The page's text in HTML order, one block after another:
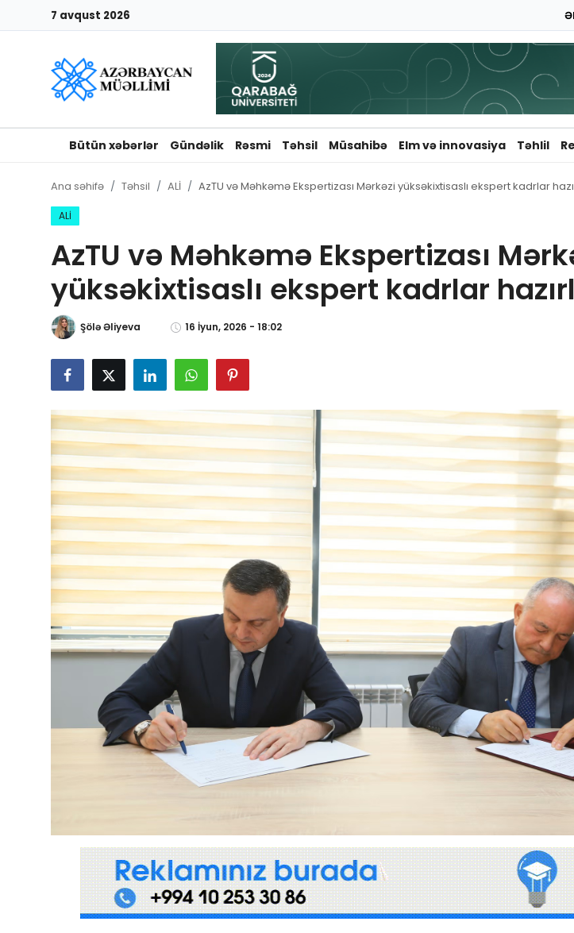
7 avqust 2026
Bütün xəbərlər Gündəlik Rəsmi Təhsil Müsahibə Elm və innovasiya Təhlil
Giriş
Qeydiyyat
Qəzetə elan ver
Haqqımızda
Reklam və elan
Biz kimik?
Bütün xəbərlər
Gündəlik
Müsahibə
Elm və innovasiya
Reportaj
Pedaqogika
Qəzetin PDF arxivi
Ana səhifə Təhsil ALİ AzTU və Məhkəmə Ekspertizası Mərkəzi yüksəkixtisaslı ekspert kadrlar
ALİ
AzTU və Məhkəmə Ekspertizası
yüksəkixtisaslı ekspert kadrlar
Şölə Əliyeva 16 İyun, 2026 - 18:02